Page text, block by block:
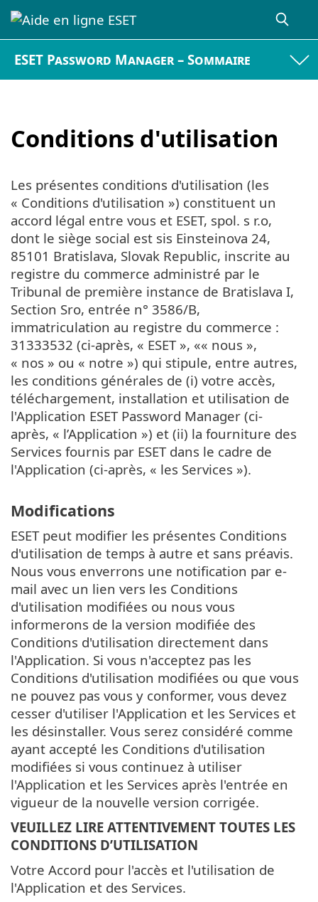
ESET Password Manager – Sommaire
Conditions d'utilisation
Les présentes conditions d'utilisation (les
« Conditions d'utilisation ») constituent un
accord légal entre vous et ESET, spol. s r.o,
dont le siège social est sis Einsteinova 24,
85101 Bratislava, Slovak Republic, inscrite au
registre du commerce administré par le
Tribunal de première instance de Bratislava I,
Section Sro, entrée n° 3586/B,
immatriculation au registre du commerce :
31333532 (ci-après, « ESET », «« nous »,
« nos » ou « notre ») qui stipule, entre autres,
les conditions générales de (i) votre accès,
téléchargement, installation et utilisation de
l'Application ESET Password Manager (ci-
après, « l’Application ») et (ii) la fourniture des
Services fournis par ESET dans le cadre de
l'Application (ci-après, « les Services »).
Modifications
ESET peut modifier les présentes Conditions
d'utilisation de temps à autre et sans préavis.
Nous vous enverrons une notification par e-
mail avec un lien vers les Conditions
d'utilisation modifiées ou nous vous
informerons de la version modifiée des
Conditions d'utilisation directement dans
l'Application. Si vous n'acceptez pas les
Conditions d'utilisation modifiées ou que vous
ne pouvez pas vous y conformer, vous devez
cesser d'utiliser l'Application et les Services et
les désinstaller. Vous serez considéré comme
ayant accepté les Conditions d'utilisation
modifiées si vous continuez à utiliser
l'Application et les Services après l'entrée en
vigueur de la nouvelle version corrigée.
VEUILLEZ LIRE ATTENTIVEMENT TOUTES LES
CONDITIONS D’UTILISATION
Votre Accord pour l'accès et l'utilisation de
l'Application et des Services.